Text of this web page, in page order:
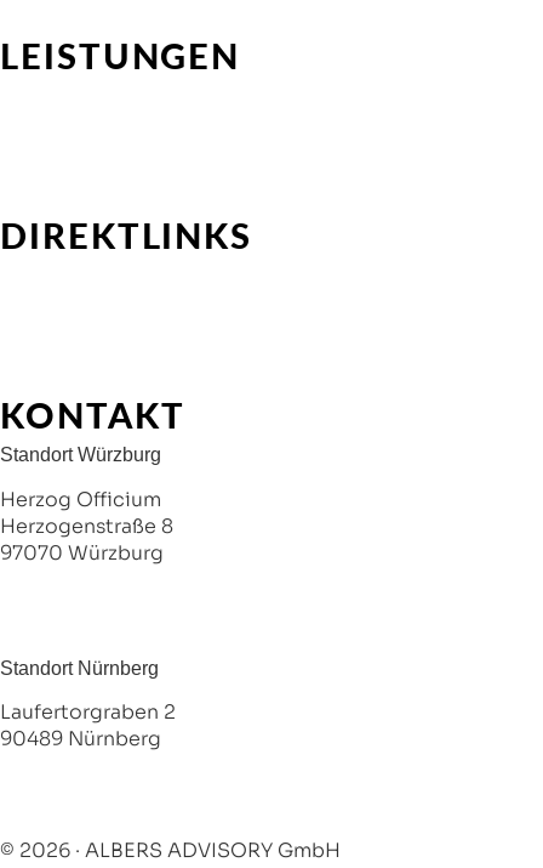
LEISTUNGEN
DIREKTLINKS
KONTAKT
Standort Würzburg
Herzog Officium
Herzogenstraße 8
97070 Würzburg
Standort Nürnberg
Laufertorgraben 2
90489 Nürnberg
© 2026 · ALBERS ADVISORY GmbH